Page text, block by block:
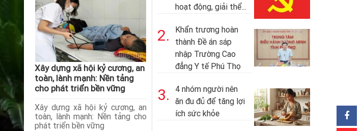
Xây dựng xã hội kỷ cương, an
toàn, lành mạnh: Nền tảng
cho phát triển bền vững
Xây dựng xã hội kỷ cương, an
toàn, lành mạnh: Nền tảng cho
phát triển bền vững
hoạt động, giải thể...
2.
Khẩn trương hoàn
thành Đề án sáp
nhập Trường Cao
đẳng Y tế Phú Thọ
3.
4 nhóm người nên
ăn đu đủ để tăng lợi
ích sức khỏe